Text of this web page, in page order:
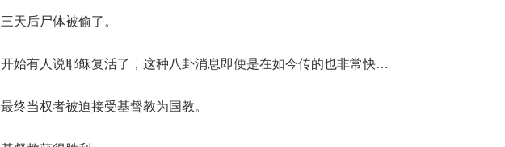
三天后尸体被偷了。
开始有人说耶稣复活了，这种八卦消息即便是在如今传的也非常快…
最终当权者被迫接受基督教为国教。